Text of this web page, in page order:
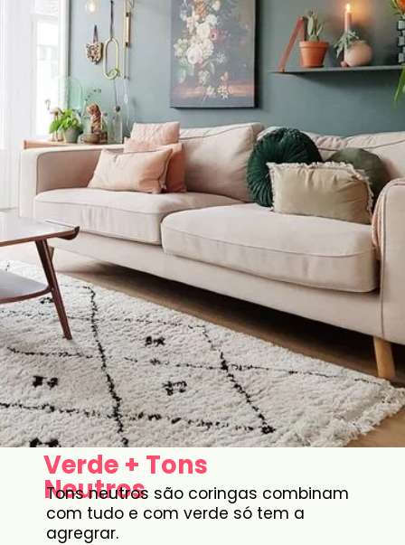
Verde + Tons
Neutros
Tons neutros são coringas combinam
com tudo e com verde só tem a
agregrar.